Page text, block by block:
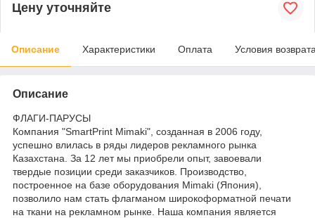
Цену уточняйте
Описание Характеристики Оплата Условия
Описание
ФЛАГИ-ПАРУСЫ
Компания "SmartPrint Mimaki", созданная в 2006 году,
успешно влилась в ряды лидеров рекламного рынка
Казахстана. За 12 лет мы приобрели опыт, завоевали
твердые позиции среди заказчиков. Производство,
построенное на базе оборудования Mimaki (Япония),
позволило нам стать флагманом широкоформатной печати
на ткани на рекламном рынке. Наша компания является